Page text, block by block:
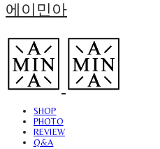
에이민아
SHOP
PHOTO
REVIEW
Q&A